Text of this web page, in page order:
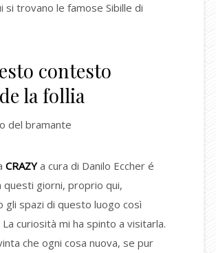
si trovano le famose Sibille di
contesto
la follia
CRAZYa cura di Danilo Eccher é
questi giorni, proprio qui,
gli spazi di questo luogo così
La curiosità mi ha spinto a visitarla.
che ogni cosa nuova, se pur